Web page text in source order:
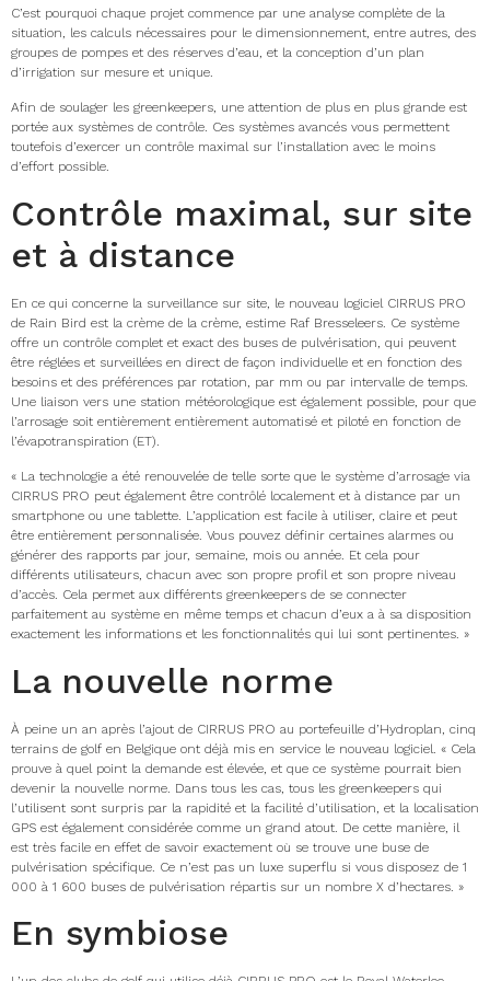
C’est pourquoi chaque projet commence par une analyse complète de la
situation, les calculs nécessaires pour le dimensionnement, entre autres, des
groupes de pompes et des réserves d’eau, et la conception d’un plan
d’irrigation sur mesure et unique.
Afin de soulager les greenkeepers, une attention de plus en plus grande est
portée aux systèmes de contrôle. Ces systèmes avancés vous permettent
toutefois d’exercer un contrôle maximal sur l’installation avec le moins
d’effort possible.
Contrôle maximal, sur site
et à distance
En ce qui concerne la surveillance sur site, le nouveau logiciel CIRRUS PRO
de Rain Bird est la crème de la crème, estime Raf Bresseleers. Ce système
offre un contrôle complet et exact des buses de pulvérisation, qui peuvent
être réglées et surveillées en direct de façon individuelle et en fonction des
besoins et des préférences par rotation, par mm ou par intervalle de temps.
Une liaison vers une station météorologique est également possible, pour que
l’arrosage soit entièrement entièrement automatisé et piloté en fonction de
l’évapotranspiration (ET).
« La technologie a été renouvelée de telle sorte que le système d’arrosage via
CIRRUS PRO peut également être contrôlé localement et à distance par un
smartphone ou une tablette. L’application est facile à utiliser, claire et peut
être entièrement personnalisée. Vous pouvez définir certaines alarmes ou
générer des rapports par jour, semaine, mois ou année. Et cela pour
différents utilisateurs, chacun avec son propre profil et son propre niveau
d’accès. Cela permet aux différents greenkeepers de se connecter
parfaitement au système en même temps et chacun d’eux a à sa disposition
exactement les informations et les fonctionnalités qui lui sont pertinentes. »
La nouvelle norme
À peine un an après l’ajout de CIRRUS PRO au portefeuille d’Hydroplan, cinq
terrains de golf en Belgique ont déjà mis en service le nouveau logiciel. « Cela
prouve à quel point la demande est élevée, et que ce système pourrait bien
devenir la nouvelle norme. Dans tous les cas, tous les greenkeepers qui
l’utilisent sont surpris par la rapidité et la facilité d’utilisation, et la localisation
GPS est également considérée comme un grand atout. De cette manière, il
est très facile en effet de savoir exactement où se trouve une buse de
pulvérisation spécifique. Ce n’est pas un luxe superflu si vous disposez de 1
000 à 1 600 buses de pulvérisation répartis sur un nombre X d’hectares. »
En symbiose